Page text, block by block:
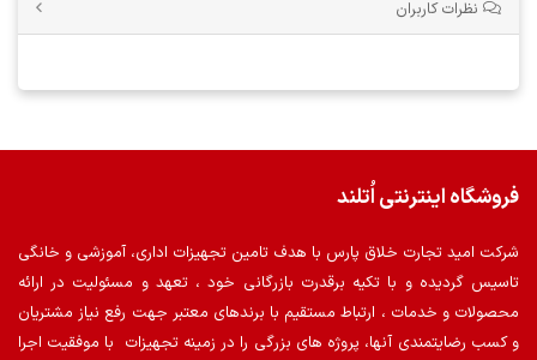
نظرات کاربران
فروشگاه اینترنتی اُتلند
شرکت امید تجارت خلاق پارس با هدف تامین تجهیزات اداری، آموزشی و خانگی
تاسیس گردیده و با تکیه برقدرت بازرگانی خود ، تعهد و مسئولیت در ارائه
محصولات و خدمات ، ارتباط مستقیم با برندهای معتبر جهت رفع نیاز مشتریان
و کسب رضایتمندی آنها، پروژه های بزرگی را در زمینه تجهیزات با موفقیت اجرا